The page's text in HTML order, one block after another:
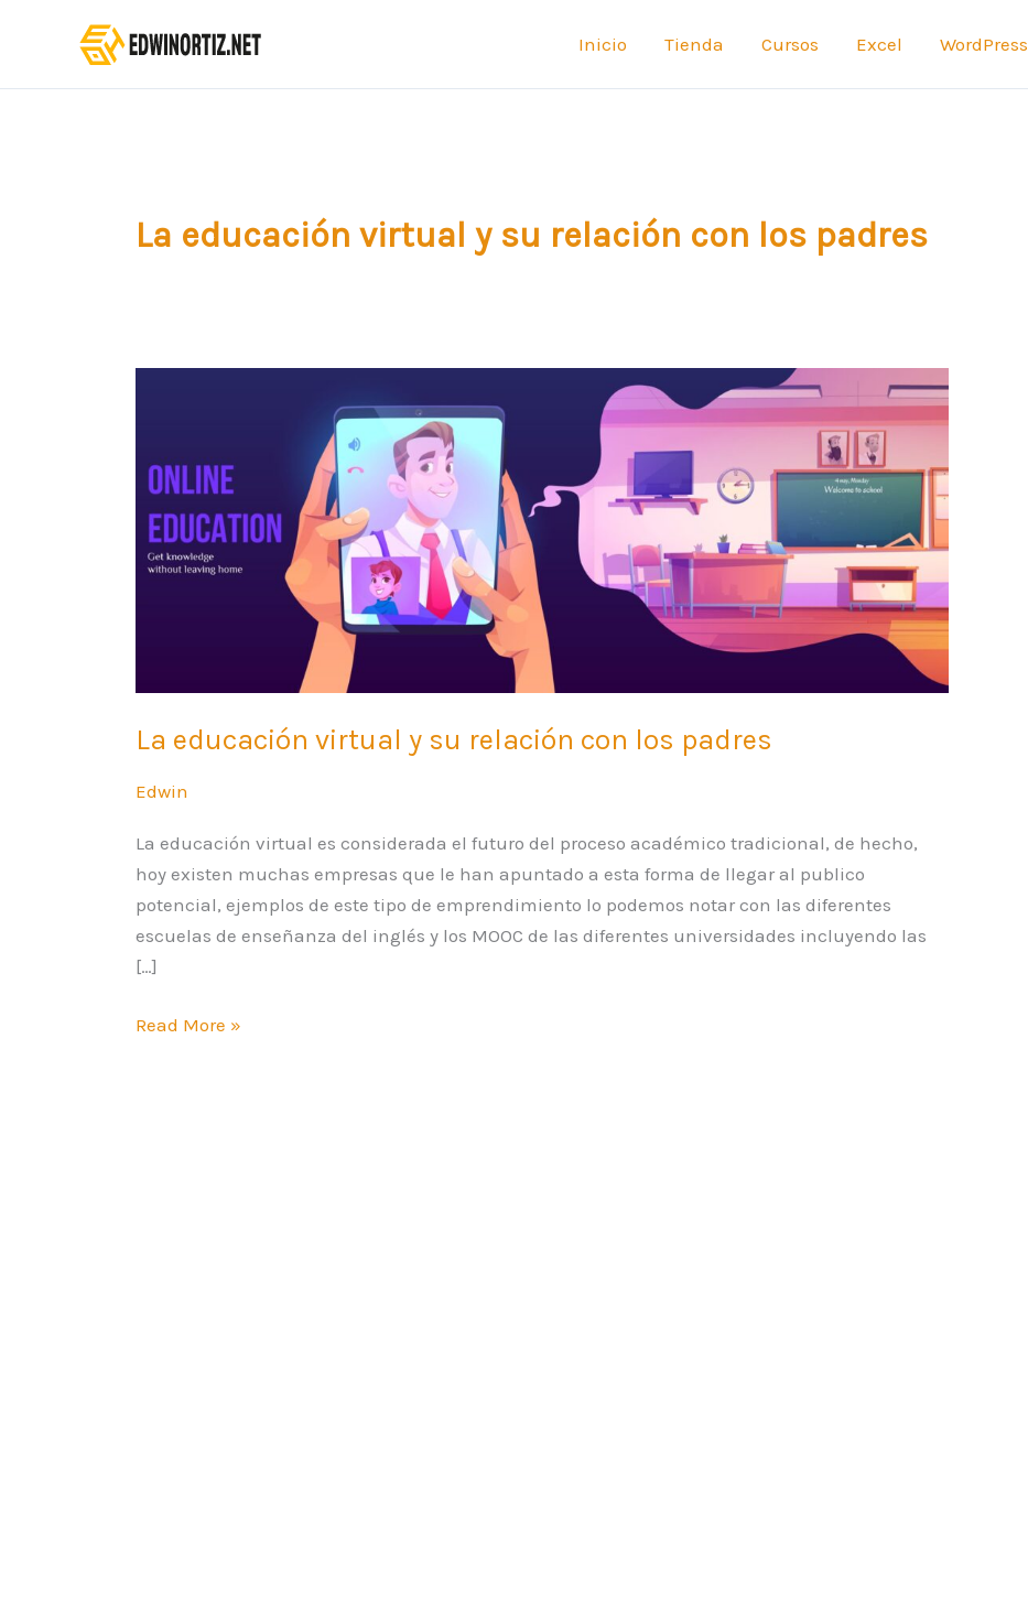
Inicio Tienda Cursos Excel WordPress
La educación virtual y su relación con los padres
La educación virtual y su relación con los padres
Edwin
La educación virtual es considerada el futuro del proceso académico tradicional, de hecho,
hoy existen muchas empresas que le han apuntado a esta forma de llegar al publico
potencial, ejemplos de este tipo de emprendimiento lo podemos notar con las diferentes
escuelas de enseñanza del inglés y los MOOC de las diferentes universidades incluyendo las
[…]
su
relación
con
Read More »